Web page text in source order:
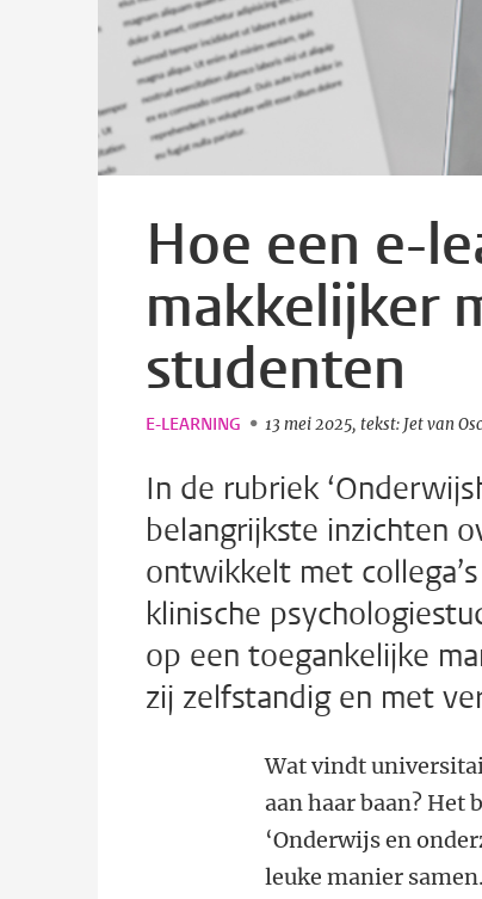
Hoe een e-
makkelijker
studenten
E-LEARNING 13 mei 2025 tekst: Jet van
In de rubriek
belangrijkste inzichten
ontwikkelt met
klinische
op een toegankelijke
zij zelfstandig en met
Wat vindt
aan haar baan? Het
‘Onderwijs en
leuke manier